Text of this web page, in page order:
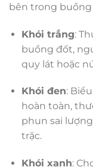
bên trong
Khói trắng:
buồng đốt,
quy lát hoặc
Khói đen:
hoàn toàn,
phun sai
trặc.
Khói xanh: